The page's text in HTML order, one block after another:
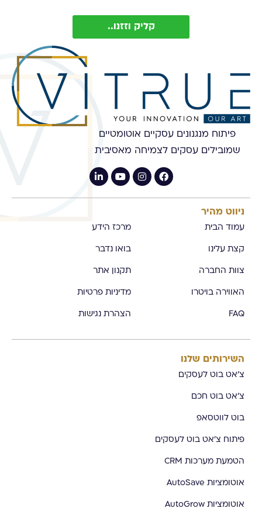
קליק וזזנו..
פיתוח מנגנונים עסקיים אוטומטיים
שמובילים עסקים לצמיחה מאסיבית
ניווט מהיר
עמוד הבית
קצת עלינו
צוות החברה
האווירה בויטרו
FAQ
מרכז הידע
בואו נדבר
תקנון אתר
מדיניות פרטיות
הצהרת נגישות
השירותים שלנו
צ'אט בוט לעסקים
צ'אט בוט חכם
בוט לווטסאפ
פיתוח צ'אט בוט לעסקים
הטמעת מערכות CRM
אוטומציות AutoSave
אוטומציות AutoGrow